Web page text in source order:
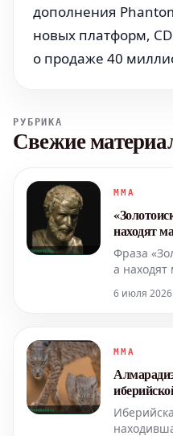
дополнения
новых платформ,
о продаже 40
РУБРИКА
Свежие
MMA
находят
Гераклита
Фраза
а находят
из
частью
более ста
6 июля 2026
MMA
Манче